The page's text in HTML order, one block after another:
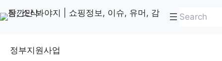
텐
to
검
정부지원사업